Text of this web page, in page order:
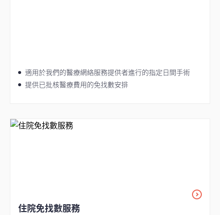
適用於我們的醫療網絡服務提供者進行的指定日間手術
提供已批核醫療費用的免找數安排
住院免找數服務